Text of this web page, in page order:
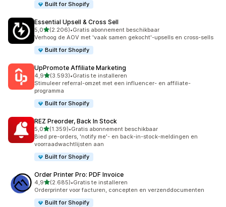
Built for Shopify
Essential Upsell & Cross Sell
5,0van 5 sterren
(2.206)
2206 recensies in totaal
•Gratis abonnement beschikbaar
Verhoog de AOV met 'vaak samen gekocht'-upsells en cross-sells
Built for Shopify
UpPromote Affiliate Marketing
4,9van 5 sterren
(3.593)
3593 recensies in totaal
•Gratis te installeren
Stimuleer referral-omzet met een influencer- en affiliate-
programma
Built for Shopify
REZ Preorder, Back In Stock
5,0van 5 sterren
(1.359)
1359 recensies in totaal
•Gratis abonnement beschikbaar
Bied pre-orders, 'notify me'- en back-in-stock-meldingen en
voorraadwachtlijsten aan
Built for Shopify
Order Printer Pro: PDF Invoice
4,9van 5 sterren
(2.685)
2685 recensies in totaal
•Gratis te installeren
Orderprinter voor facturen, concepten en verzenddocumenten
Built for Shopify